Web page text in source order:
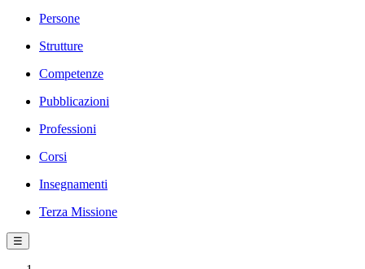
Persone
Strutture
Competenze
Pubblicazioni
Professioni
Corsi
Insegnamenti
Terza Missione
☰